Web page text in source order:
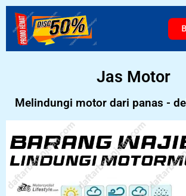
Jas Motor
Melindungi motor dari panas -